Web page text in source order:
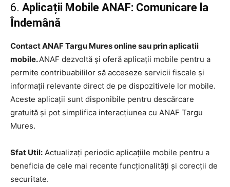
6. Aplicații Mobile ANAF: Comunicare la
Îndemână
Contact ANAF Targu Mures online sau prin aplicatii
mobile.ANAF dezvoltă și oferă aplicații mobile pentru a
permite contribuabililor să acceseze servicii fiscale și
informații relevante direct de pe dispozitivele lor mobile.
Aceste aplicații sunt disponibile pentru descărcare
gratuită și pot simplifica interacțiunea cu ANAF Targu
Mures.
Sfat Util: Actualizați periodic aplicațiile mobile pentru a
beneficia de cele mai recente funcționalități și corecții de
securitate.